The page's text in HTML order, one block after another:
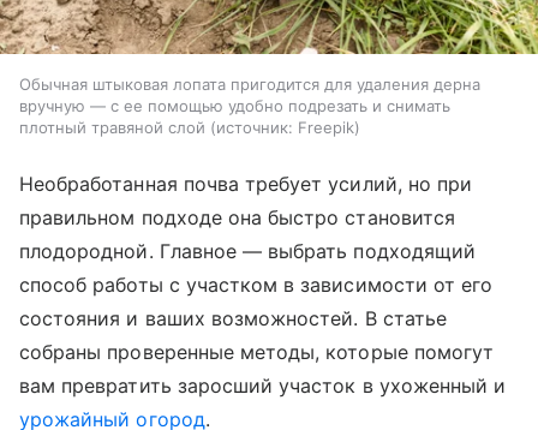
Обычная штыковая лопата пригодится для удаления дерна
вручную — с ее помощью удобно подрезать и снимать
плотный травяной слой
источник: Freepik
Необработанная почва требует усилий, но при
правильном подходе она быстро становится
плодородной. Главное — выбрать подходящий
способ работы с участком в зависимости от его
состояния и ваших возможностей. В статье
собраны проверенные методы, которые помогут
вам превратить заросший участок в ухоженный и
урожайный огород.